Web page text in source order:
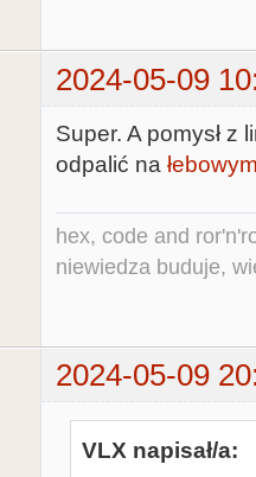
2024-05-09
Super. A pomysł z
odpalić na
hex, code and
niewiedza buduje,
2024-05-09
VLX napisał/a: